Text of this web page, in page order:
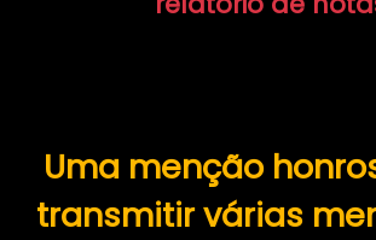
Uma menção
transmitir várias